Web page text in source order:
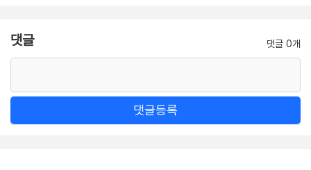
댓글 댓글 0개
댓글등록